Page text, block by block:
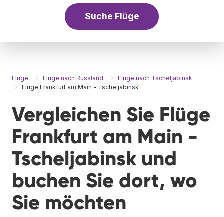
Suche Flüge
Flüge Flüge nach Russland
Flüge nach Tscheljabinsk
Flüge Frankfurt am Main - Tscheljabinsk
Vergleichen Sie Flüge
Frankfurt am Main -
Tscheljabinsk und
buchen Sie dort, wo
Sie möchten